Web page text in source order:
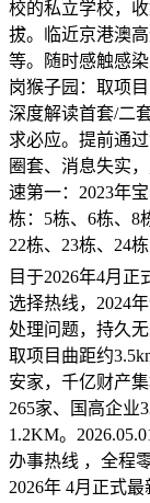
校的私立学校，
拔。临近京港澳
等。随时感触感
岗猴子园：取项
深度解读首套/二
求必应。提前通
圈套、消息失实
速第一：2023年
栋：5栋、6栋、8
22栋、23栋、24
目于2026年4月正
选择热线，2024
处理问题，持久
取项目曲距约
安家，千亿财产
265家、国高企业
1.2KM。
办事热线 ，全程
2026年 4月正式